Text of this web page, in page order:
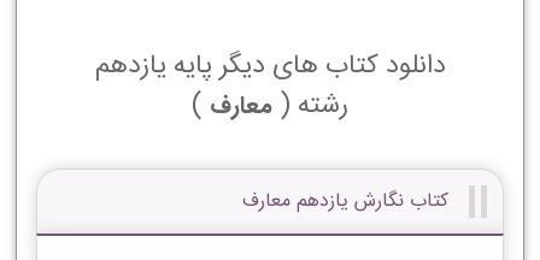
دانلود کتاب های دیگر پایه یازدهم
رشته ( معارف )
کتاب نگارش یازدهم معارف